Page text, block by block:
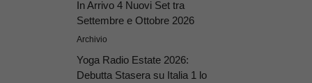
In Arrivo 4 Nuovi Set tra
Settembre e Ottobre 2026
Archivio
Yoga Radio Estate 2026:
Debutta Stasera su Italia 1 lo